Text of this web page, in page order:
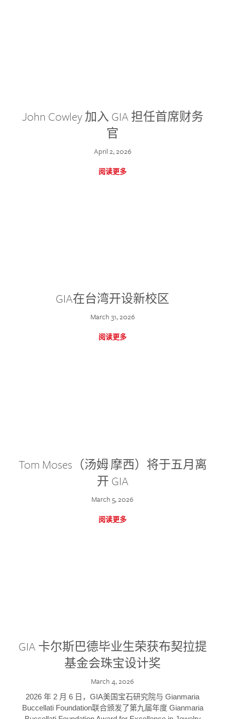
John Cowley 加入 GIA 担任首席财务
官
April 2, 2026
阅读更多
GIA在台湾开设新校区
March 31, 2026
阅读更多
Tom Moses（汤姆·摩西）将于五月离
开 GIA
March 5, 2026
阅读更多
GIA 卡尔斯巴德毕业生荣获布契拉提
基金会珠宝设计奖
March 4, 2026
2026 年 2 月 6 日，GIA美国宝石研究院与 Gianmaria
Buccellati Foundation联合颁发了第九届年度 Gianmaria